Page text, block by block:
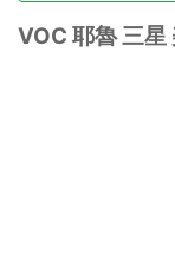
VOC 耶魯 三